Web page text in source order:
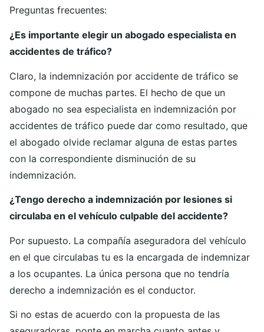
Preguntas frecuentes:
¿Es importante elegir un abogado especialista en
accidentes de tráfico?
Claro, la indemnización por accidente de tráfico se
compone de muchas partes. El hecho de que un
abogado no sea especialista en indemnización por
accidentes de tráfico puede dar como resultado, que
el abogado olvide reclamar alguna de estas partes
con la correspondiente disminución de su
indemnización.
¿Tengo derecho a indemnización por lesiones si
circulaba en el vehículo culpable del accidente?
Por supuesto. La compañía aseguradora del vehículo
en el que circulabas tu es la encargada de indemnizar
a los ocupantes. La única persona que no tendría
derecho a indemnización es el conductor.
Si no estas de acuerdo con la propuesta de las